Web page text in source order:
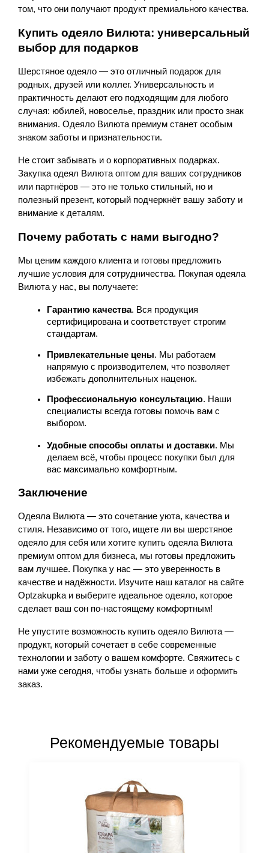
том, что они получают продукт премиального качества.
Купить одеяло Вилюта: универсальный
выбор для подарков
Шерстяное одеяло — это отличный подарок для
родных, друзей или коллег. Универсальность и
практичность делают его подходящим для любого
случая: юбилей, новоселье, праздник или просто знак
внимания. Одеяло Вилюта премиум станет особым
знаком заботы и признательности.
Не стоит забывать и о корпоративных подарках.
Закупка одеял Вилюта оптом для ваших сотрудников
или партнёров — это не только стильный, но и
полезный презент, который подчеркнёт вашу заботу и
внимание к деталям.
Почему работать с нами выгодно?
Мы ценим каждого клиента и готовы предложить
лучшие условия для сотрудничества. Покупая одеяла
Вилюта у нас, вы получаете:
Гарантию качества. Вся продукция
сертифицирована и соответствует строгим
стандартам.
Привлекательные цены. Мы работаем
напрямую с производителем, что позволяет
избежать дополнительных наценок.
Профессиональную консультацию. Наши
специалисты всегда готовы помочь вам с
выбором.
Удобные способы оплаты и доставки. Мы
делаем всё, чтобы процесс покупки был для
вас максимально комфортным.
Заключение
Одеяла Вилюта — это сочетание уюта, качества и
стиля. Независимо от того, ищете ли вы шерстяное
одеяло для себя или хотите купить одеяла Вилюта
премиум оптом для бизнеса, мы готовы предложить
вам лучшее. Покупка у нас — это уверенность в
качестве и надёжности. Изучите наш каталог на сайте
Optzakupka и выберите идеальное одеяло, которое
сделает ваш сон по-настоящему комфортным!
Не упустите возможность купить одеяло Вилюта —
продукт, который сочетает в себе современные
технологии и заботу о вашем комфорте. Свяжитесь с
нами уже сегодня, чтобы узнать больше и оформить
заказ.
Рекомендуемые товары